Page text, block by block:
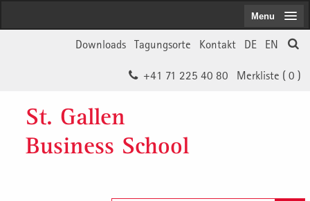
EN
DE
Kontakt
Tagungsorte
Downloads
Merkliste ( 0 )
+41 71 225 40 80
St. Gallen
Business School
Menu